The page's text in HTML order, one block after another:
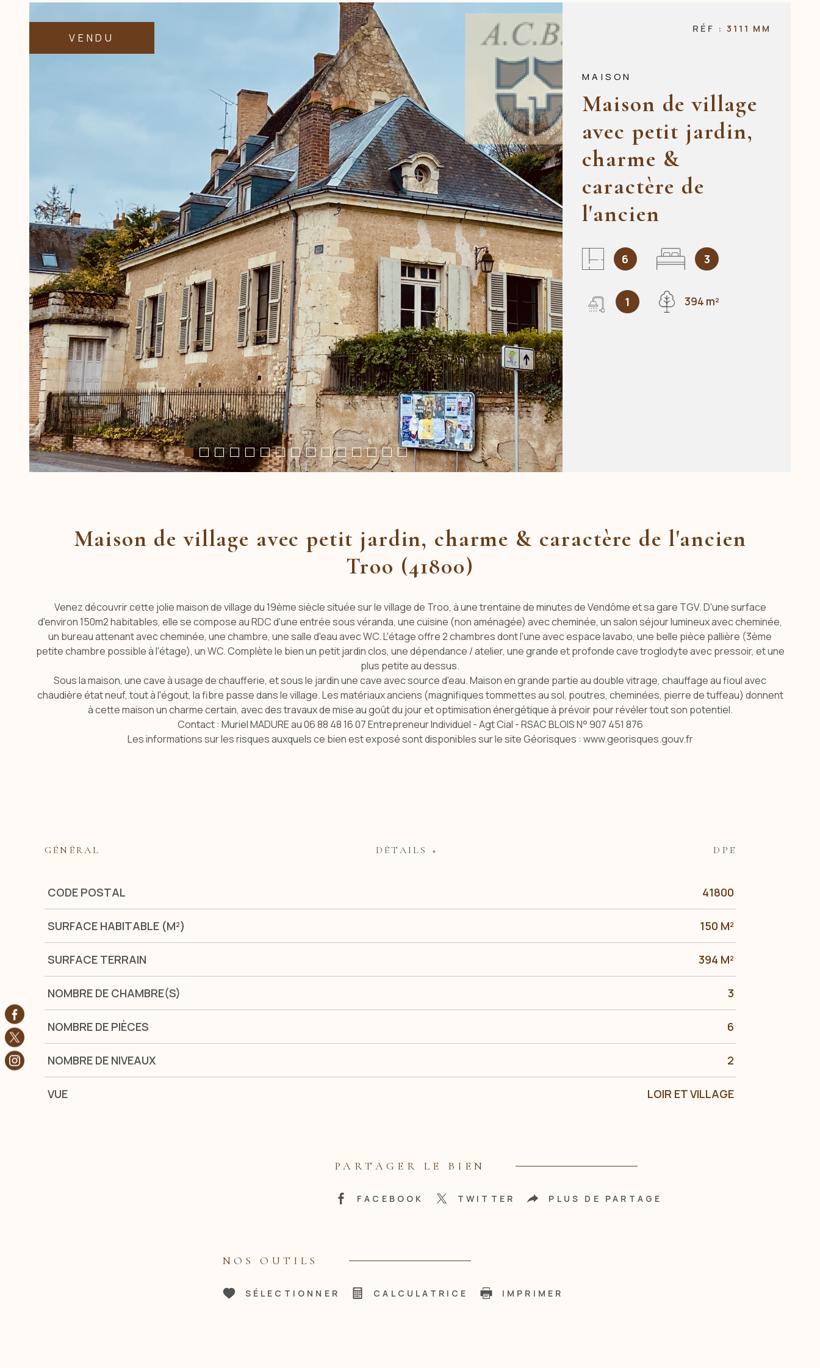
VENDU
RÉF :3111 MM
MAISON
Maison de village
avec petit jardin,
charme &
caractère de
l'ancien
6 3
1 394 m²
Maison de village avec petit jardin, charme & caractère de l'ancien
Troo (41800)
Venez découvrir cette jolie maison de village du 19ème siècle située sur le village de Troo, à une trentaine de minutes de Vendôme et sa gare TGV. D'une surface
d'environ 150m2 habitables, elle se compose au RDC d'une entrée sous véranda, une cuisine (non aménagée) avec cheminée, un salon séjour lumineux avec cheminée,
un bureau attenant avec cheminée, une chambre, une salle d'eau avec WC. L'étage offre 2 chambres dont l'une avec espace lavabo, une belle pièce pallière (3ème
petite chambre possible à l'étage), un WC. Complète le bien un petit jardin clos, une dépendance / atelier, une grande et profonde cave troglodyte avec pressoir, et une
plus petite au dessus.
Sous la maison, une cave à usage de chaufferie, et sous le jardin une cave avec source d'eau. Maison en grande partie au double vitrage, chauffage au fioul avec
chaudière état neuf, tout à l'égout, la fibre passe dans le village. Les matériaux anciens (magnifiques tommettes au sol, poutres, cheminées, pierre de tuffeau) donnent
à cette maison un charme certain, avec des travaux de mise au goût du jour et optimisation énergétique à prévoir pour révéler tout son potentiel.
Contact : Muriel MADURE au 06 88 48 16 07 Entrepreneur Individuel - Agt Cial - RSAC BLOIS N° 907 451 876
Les informations sur les risques auxquels ce bien est exposé sont disponibles sur le site Géorisques : www.georisques.gouv.fr
GÉNÉRAL DÉTAILS + DPE
Caractérisque Valeurs
CODE POSTAL 41800
SURFACE HABITABLE (M²) 150 M²
SURFACE TERRAIN 394 M²
NOMBRE DE CHAMBRE(S) 3
NOMBRE DE PIÈCES 6
NOMBRE DE NIVEAUX 2
VUE LOIR ET VILLAGE
PARTAGER LE BIEN
FACEBOOK TWITTER PLUS DE PARTAGE
NOS OUTILS
SÉLECTIONNER CALCULATRICE IMPRIMER